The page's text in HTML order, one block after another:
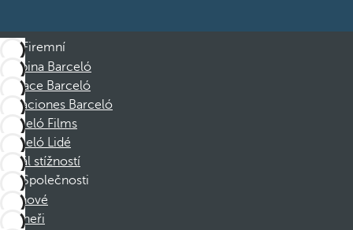
Firemní
Skupina Barceló
Nadace Barceló
Vacaciones Barceló
Barceló Films
Barceló Lidé
Kanál stížností
Společnosti
Členové
Partneři